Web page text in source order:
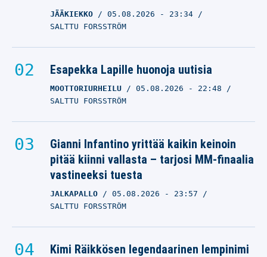
JÄÄKIEKKO 05.08.2026 - 23:34
SALTTU FORSSTRÖM
Esapekka Lapille huonoja uutisia
MOOTTORIURHEILU 05.08.2026 - 22:48
SALTTU FORSSTRÖM
Gianni Infantino yrittää kaikin keinoin
pitää kiinni vallasta – tarjosi MM-finaalia
vastineeksi tuesta
JALKAPALLO 05.08.2026 - 23:57
SALTTU FORSSTRÖM
Kimi Räikkösen legendaarinen lempinimi